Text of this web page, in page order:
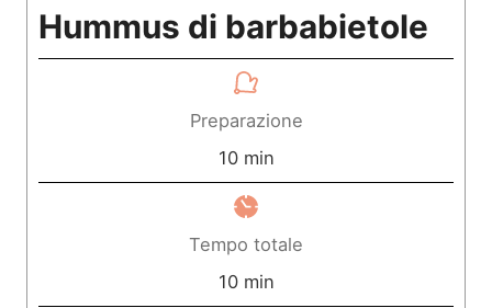
Hummus di barbabietole
Preparazione
10m
i
min
Tempo totale
10mmin